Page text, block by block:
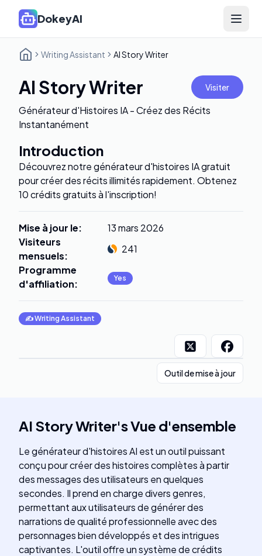
DokeyAI Open
Writing Assistant AI Story Writer
AI Story Writer Visiter
Générateur d'Histoires IA - Créez des Récits
Instantanément
Introduction
Découvrez notre générateur d'histoires IA gratuit
pour créer des récits illimités rapidement. Obtenez
10 crédits gratuits à l'inscription!
Mise à jour le:
13 mars 2026
Visiteurs
mensuels:
241
Programme
d'affiliation: Yes
✍️Writing Assistant
Outil de mise à jour
AI Story Writer'sVue d'ensemble
Le générateur d'histoires AI est un outil puissant
conçu pour créer des histoires complètes à partir
des messages des utilisateurs en quelques
secondes. Il prend en charge divers genres,
permettant aux utilisateurs de générer des
narrations de qualité professionnelle avec des
personnages bien développés et des intrigues
captivantes. L'outil offre un système de crédits